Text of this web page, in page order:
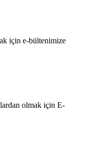
için e-bültenimize
olmak için E-